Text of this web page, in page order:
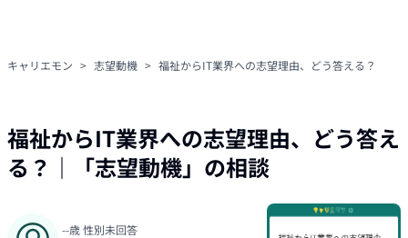
キャリエモン > 志望動機 > 福祉からIT業界への志望理由、どう答える？
福祉からIT業界への志望理由、どう答え
る？ ｜「志望動機」の相談
--歳性別未回答